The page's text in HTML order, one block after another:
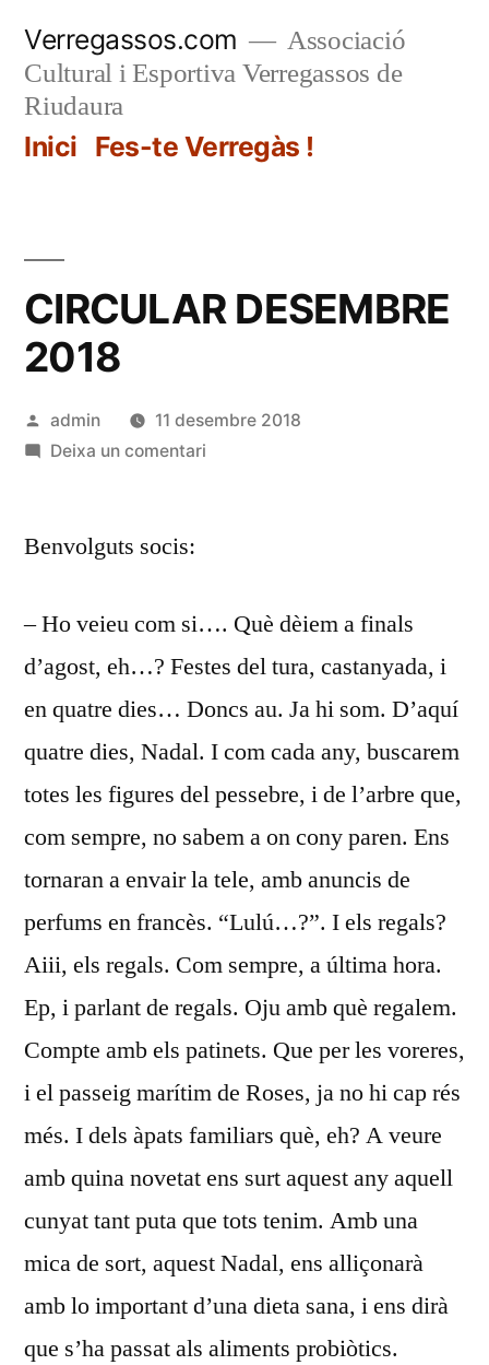
contingut
Verregassos.com
Associació
Cultural i Esportiva Verregassos de
Riudaura
Inici Fes-te Verregàs !
CIRCULAR DESEMBRE
2018
Publicat
per
admin
11 desembre 2018
Deixa un comentaria
Benvolguts socis:
– Ho veieu com si…. Què dèiem a finals
d’agost, eh…? Festes del tura, castanyada, i
en quatre dies… Doncs au. Ja hi som. D’aquí
quatre dies, Nadal. I com cada any, buscarem
totes les figures del pessebre, i de l’arbre que,
com sempre, no sabem a on cony paren. Ens
tornaran a envair la tele, amb anuncis de
perfums en francès. “Lulú…?”. I els regals?
Aiii, els regals. Com sempre, a última hora.
Ep, i parlant de regals. Oju amb què regalem.
Compte amb els patinets. Que per les voreres,
i el passeig marítim de Roses, ja no hi cap rés
més. I dels àpats familiars què, eh? A veure
amb quina novetat ens surt aquest any aquell
cunyat tant puta que tots tenim. Amb una
mica de sort, aquest Nadal, ens alliçonarà
amb lo important d’una dieta sana, i ens dirà
que s’ha passat als aliments probiòtics.